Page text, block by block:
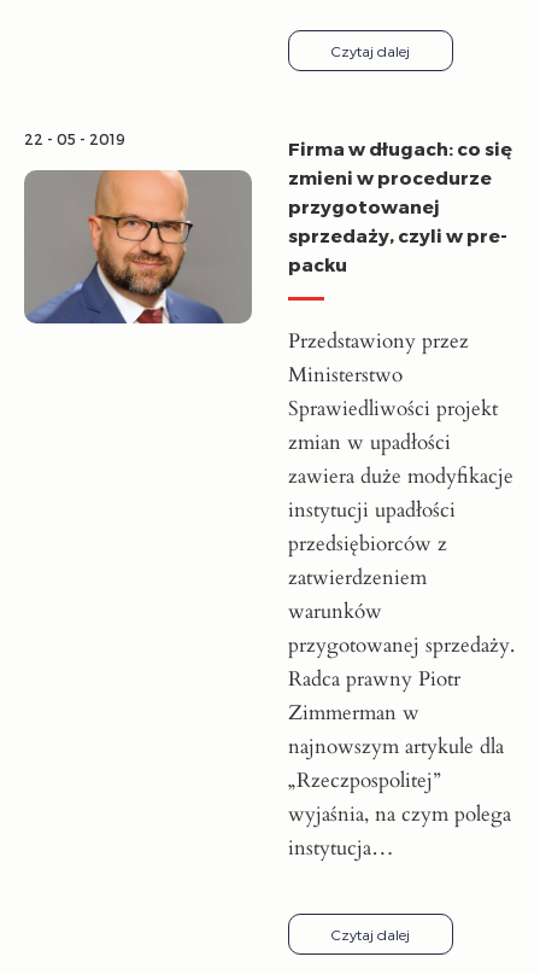
Czytaj dalej
22 - 05 - 2019
Firma w długach: co się
zmieni w procedurze
przygotowanej
sprzedaży, czyli w pre-
packu
Przedstawiony przez
Ministerstwo
Sprawiedliwości projekt
zmian w upadłości
zawiera duże modyfikacje
instytucji upadłości
przedsiębiorców z
zatwierdzeniem
warunków
przygotowanej sprzedaży.
Radca prawny Piotr
Zimmerman w
najnowszym artykule dla
„Rzeczpospolitej”
wyjaśnia, na czym polega
instytucja…
Czytaj dalej